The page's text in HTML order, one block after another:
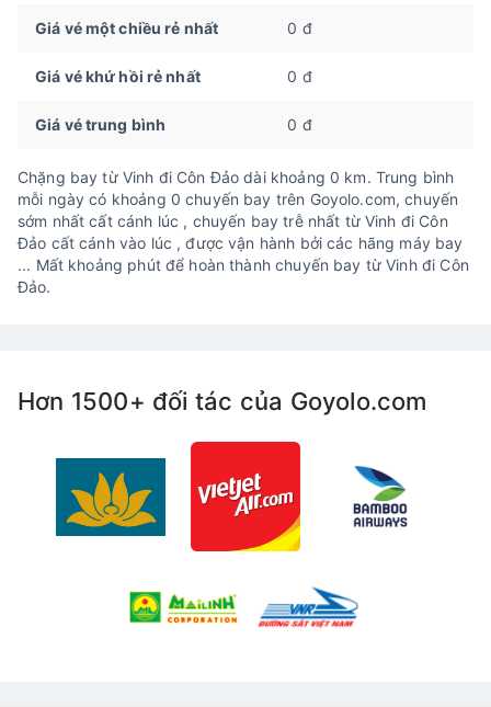
Giá vé một chiều rẻ nhất 0 đ
Giá vé khứ hồi rẻ nhất 0 đ
Giá vé trung bình 0 đ
Chặng bay từ Vinh đi Côn Đảo dài khoảng 0 km. Trung bình
mỗi ngày có khoảng 0 chuyến bay trên Goyolo.com, chuyến
sớm nhất cất cánh lúc , chuyến bay trễ nhất từ Vinh đi Côn
Đảo cất cánh vào lúc , được vận hành bởi các hãng máy bay
... Mất khoảng phút để hoàn thành chuyến bay từ Vinh đi Côn
Đảo.
Hơn 1500+ đối tác của Goyolo.com